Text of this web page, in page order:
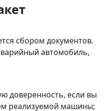
сбором документов.
автомобиль,
доверенность, если вы
реализуемой машины;